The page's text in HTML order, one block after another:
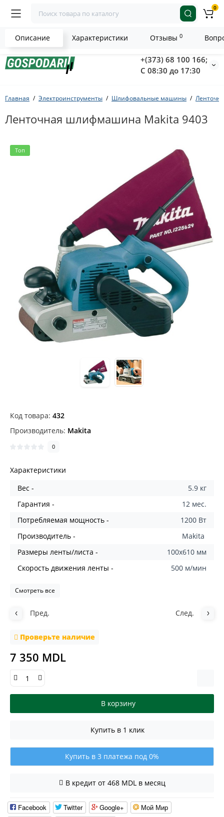
+(373) 68 100 166;
С 08:30 до 17:30
0
Главная Электроинструменты Шлифовальные машины
Ленточная шлифмашина Makita 9403
Топ
Код товара: 432
Производитель: Makita
0
Характеристики
Вес -
5.9 кг
Гарантия -
12 мес.
Потребляемая мощность -
1200 Вт
Производитель -
Makita
Размеры ленты/листа -
100x610 мм
Скорость движения ленты -
500 м/мин
Смотреть все
Пред. След.
Проверьте наличие
7 350 MDL
В корзину
Купить в 1 клик
Купить в 3 платежа под 0%
В кредит от 468 MDL в месяц
Facebook Twitter Google+
Мой Мир
Описание Характеристики Отзывы 0